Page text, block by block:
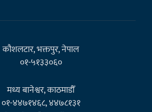
कौशलटार, भक्तपुर, नेपाल
०१-५१३३०६०
मध्य बानेश्वर, काठमाडौँ
०१-४४७१४६८, ४४७८१३१